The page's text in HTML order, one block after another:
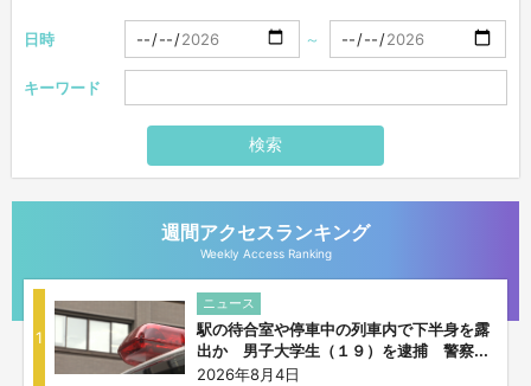
日時 ～
キーワード
検索
週間アクセスランキング
Weekly Access Ranking
1
ニュース
駅の待合室や停車中の列車内で下半身を露
出か 男子大学生（１９）を逮捕 警察...
2026年8月4日